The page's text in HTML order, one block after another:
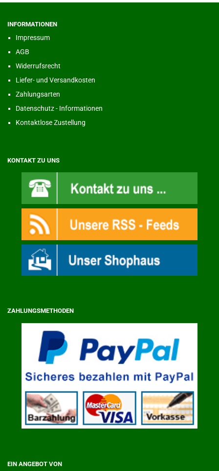
INFORMATIONEN
Impressum
AGB
Widerrufsrecht
Liefer- und Versandkosten
Zahlungsarten
Datenschutz - Informationen
Kontaktlose Zustellung
KONTAKT ZU UNS
ZAHLUNGSMETHODEN
EIN ANGEBOT VON